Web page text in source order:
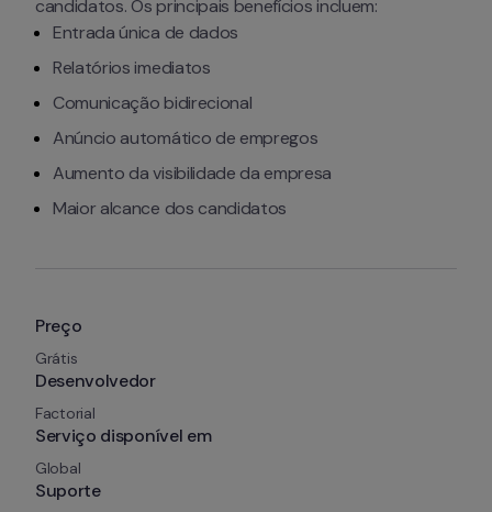
Preço
Grátis
Desenvolvedor
Factorial
Serviço disponível em
Global
Suporte
candidatos. Os principais benefícios incluem:
Entrada única de dados
Relatórios imediatos
Comunicação bidirecional
Anúncio automático de empregos
Aumento da visibilidade da empresa
Maior alcance dos candidatos